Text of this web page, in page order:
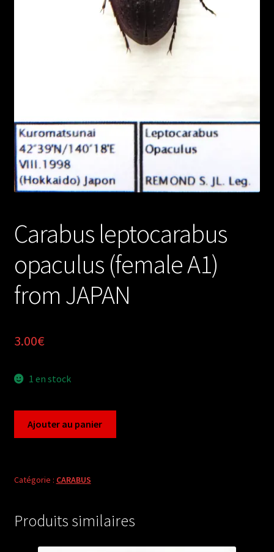
Carabus leptocarabus
opaculus (female A1)
from JAPAN
3.00€
1 en stock
opaculus
from
Ajouter au panier
Catégorie : CARABUS
Produits similaires